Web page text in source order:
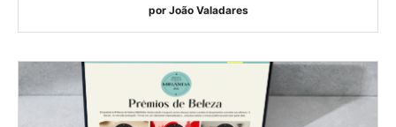
por João Valadares